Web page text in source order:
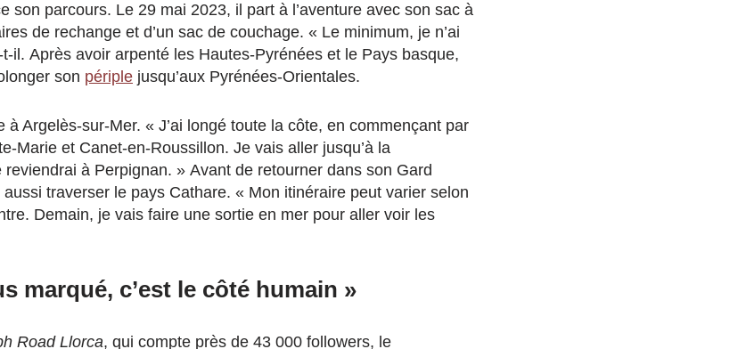
son parcours. Le 29 mai 2023, il part à l’aventure avec son sac à
de rechange et d’un sac de couchage. « Le minimum, je n’ai
il. Après avoir arpenté les Hautes-Pyrénées et le Pays basque,
son périple jusqu’aux Pyrénées-Orientales.
à Argelès-sur-Mer. « J’ai longé toute la côte, en commençant par
Marie et Canet-en-Roussillon. Je vais aller jusqu’à la
reviendrai à Perpignan. » Avant de retourner dans son Gard
traverser le pays Cathare. « Mon itinéraire peut varier selon
Demain, je vais faire une sortie en mer pour aller voir les
marqué, c’est le côté humain »
Road Llorca, qui compte près de 43 000 followers, le